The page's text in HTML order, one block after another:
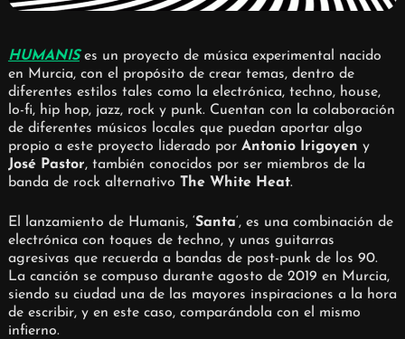
HUMANISes un proyecto de música experimental nacido
en Murcia, con el propósito de crear temas, dentro de
diferentes estilos tales como la electrónica, techno, house,
lo-fi, hip hop, jazz, rock y punk. Cuentan con la colaboración
de diferentes músicos locales que puedan aportar algo
propio a este proyecto liderado por Antonio Irigoyen y
José Pastor, también conocidos por ser miembros de la
banda de rock alternativo The White Heat.
El lanzamiento de Humanis, ‘Santa‘, es una combinación de
electrónica con toques de techno, y unas guitarras
agresivas que recuerda a bandas de post-punk de los 90.
La canción se compuso durante agosto de 2019 en Murcia,
siendo su ciudad una de las mayores inspiraciones a la hora
de escribir, y en este caso, comparándola con el mismo
infierno.